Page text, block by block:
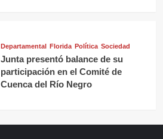
Departamental Florida Política Sociedad
Junta presentó balance de su
participación en el Comité de
Cuenca del Río Negro